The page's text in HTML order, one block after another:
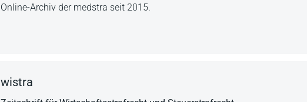
Online-Archiv der medstra seit 2015.
wistra